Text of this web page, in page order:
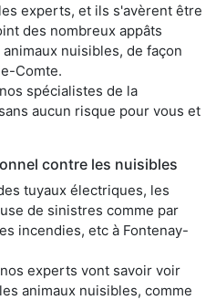
experts, et ils s'avèrent être
des nombreux appâts
nuisibles, de façon
Comte.
spécialistes de la
aucun risque pour vous et
contre les nuisibles
tuyaux électriques, les
de sinistres comme par
incendies, etc à Fontenay-
experts vont savoir voir
animaux nuisibles, comme